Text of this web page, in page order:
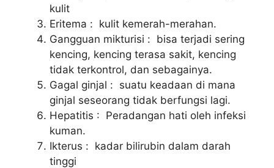
kulit
Eritema : kulit kemerah-merahan.
Gangguan mikturisi : bisa terjadi sering
kencing, kencing terasa sakit, kencing
tidak terkontrol, dan sebagainya.
Gagal ginjal : suatu keadaan di mana
ginjal seseorang tidak berfungsi lagi.
Hepatitis : Peradangan hati oleh infeksi
kuman.
Ikterus : kadar bilirubin dalam darah
tinggi